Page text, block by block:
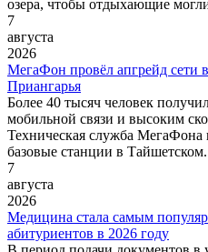
озера, чтобы отдыхающие
7
августа
2026
МегаФон провёл апгрейд сети
Приангарья
Более 40 тысяч человек
мобильной связи и высоким
Техническая служба МегаФона
базовые станции в
7
августа
2026
Медицина стала самым
абитуриентов в 2026 году